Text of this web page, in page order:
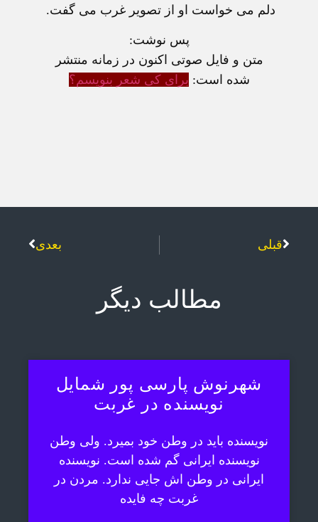
دلم می خواست او از تصوير غرب می گفت.
پس نوشت:
متن و فايل صوتی اکنون در زمانه منتشر
شده است: برای کی شعر بنويسم؟
قبلی بعدی
مطالب دیگر
شهرنوش پارسی پور شمایل
نویسنده در غربت
نویسنده باید در وطن خود بمیرد. ولی وطن
نویسنده ایرانی گم شده است. نویسنده
ایرانی در وطن اش جایی ندارد. مردن در
غربت چه فایده